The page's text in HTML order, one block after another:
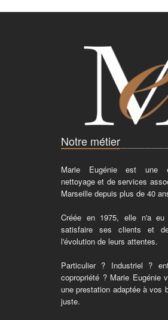
Notre métier
Marie Eugénie est une
nettoyage et de services
Marseille depuis plus de 40
Créée en 1975, elle n'a
satisfaire ses clients et
l'évolution de leurs attentes.
Particulier ? Industriel ?
copropriété ? Marie Eugénie
une prestation adaptée à vos
juste.